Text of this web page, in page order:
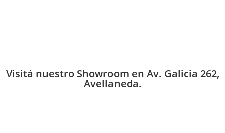
Visitá nuestro Showroom en Av. Galicia 262,
Avellaneda.